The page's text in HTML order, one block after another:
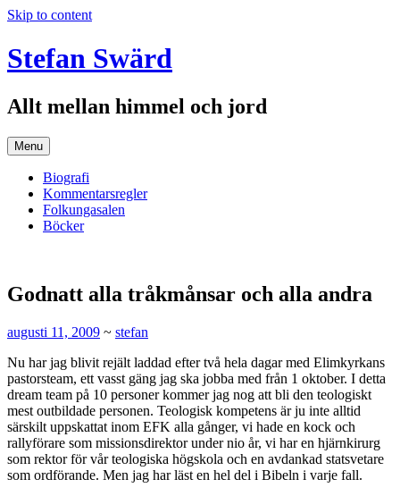
Skip to content
Stefan Swärd
Allt mellan himmel och jord
Menu
Biografi
Kommentarsregler
Folkungasalen
Böcker
Godnatt alla tråkmånsar och alla andra
augusti 11, 2009 ~ stefan
Nu har jag blivit rejält laddad efter två hela dagar med Elimkyrkans
pastorsteam, ett vasst gäng jag ska jobba med från 1 oktober. I detta
dream team på 10 personer kommer jag nog att bli den teologiskt
mest outbildade personen. Teologisk kompetens är ju inte alltid
särskilt uppskattat inom EFK alla gånger, vi hade en kock och
rallyförare som missionsdirektor under nio år, vi har en hjärnkirurg
som rektor för vår teologiska högskola och en avdankad statsvetare
som ordförande. Men jag har läst en hel del i Bibeln i varje fall.